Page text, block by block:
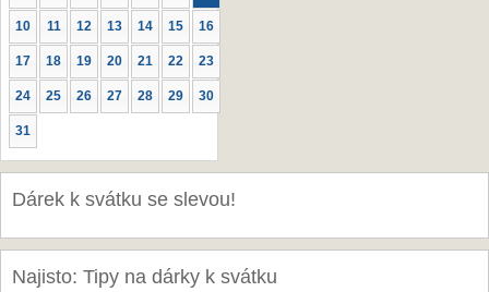
10 11 12 13 14 15 16
17 18 19 20 21 22 23
24 25 26 27 28 29 30
31
Dárek k svátku se slevou!
Najisto: Tipy na dárky k svátku